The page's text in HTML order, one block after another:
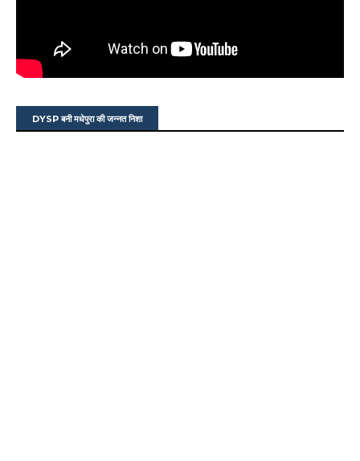
DYSP बनी मधेपुरा की जन्नत निशा